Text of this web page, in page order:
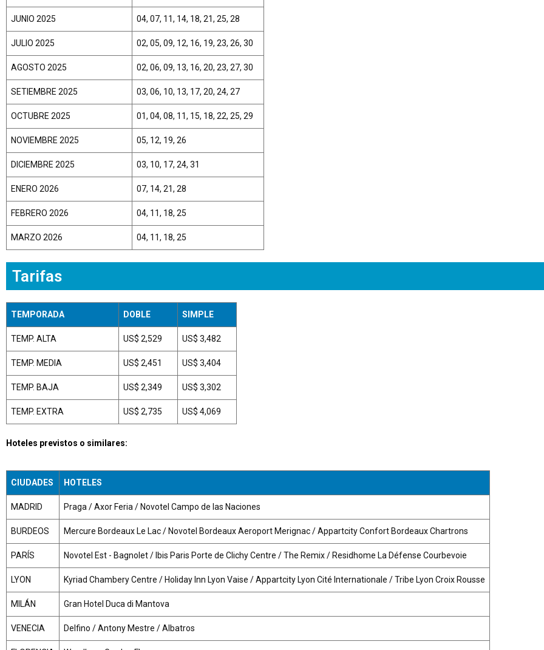
JUNIO 2025 04, 07, 11, 14, 18, 21, 25, 28
JULIO 2025 02, 05, 09, 12, 16, 19, 23, 26, 30
AGOSTO 2025 02, 06, 09, 13, 16, 20, 23, 27, 30
SETIEMBRE 2025 03, 06, 10, 13, 17, 20, 24, 27
OCTUBRE 2025 01, 04, 08, 11, 15, 18, 22, 25, 29
NOVIEMBRE 2025 05, 12, 19, 26
DICIEMBRE 2025 03, 10, 17, 24, 31
ENERO 2026 07, 14, 21, 28
FEBRERO 2026 04, 11, 18, 25
MARZO 2026 04, 11, 18, 25
Tarifas
TEMPORADA DOBLE SIMPLE
TEMP. ALTA US$ 2,529 US$ 3,482
TEMP. MEDIA US$ 2,451 US$ 3,404
TEMP. BAJA US$ 2,349 US$ 3,302
TEMP. EXTRA US$ 2,735 US$ 4,069
Hoteles previstos o similares:
CIUDADES HOTELES
MADRID Praga / Axor Feria / Novotel Campo de las Naciones
BURDEOS Mercure Bordeaux Le Lac / Novotel Bordeaux Aeroport Merignac / Appartcity Confort Bordeaux Chartrons
PARÍS Novotel Est - Bagnolet / Ibis Paris Porte de Clichy Centre / The Remix / Residhome La Défense Courbevoie
LYON Kyriad Chambery Centre / Holiday Inn Lyon Vaise / Appartcity Lyon Cité Internationale / Tribe Lyon Croix Rousse
MILÁN Gran Hotel Duca di Mantova
VENECIA Delfino / Antony Mestre / Albatros